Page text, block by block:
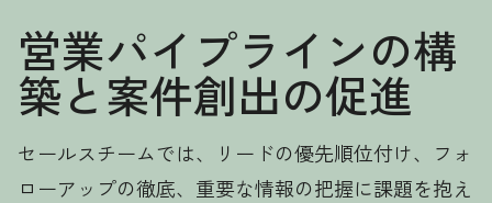
営業パイプラインの構
築と案件創出の促進
セールスチームでは、リードの優先順位付け、フォ
ローアップの徹底、重要な情報の把握に課題を抱え